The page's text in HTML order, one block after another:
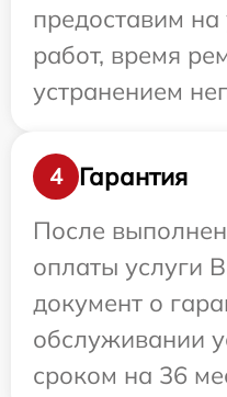
предоставим
работ, время
устранением
4
Гарантия
После
оплаты услуги
документ о
обслуживании
сроком на 36